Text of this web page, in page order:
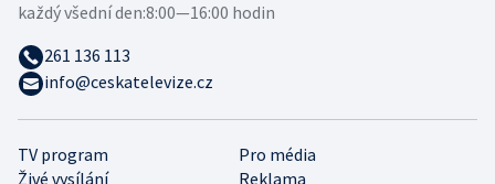
TV program
Pro média
Živé vysílání
Reklama
každý všední den:8:00—16:00 hodin
261 136 113
info@ceskatelevize.cz